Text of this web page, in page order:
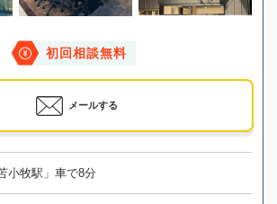
初回相談無料
メールする
小牧駅」車で8分